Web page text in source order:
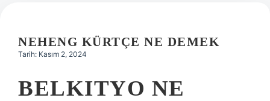
NEHENG KÜRTÇE NE DEMEK
Tarih: Kasım 2, 2024
BELKITYO NE